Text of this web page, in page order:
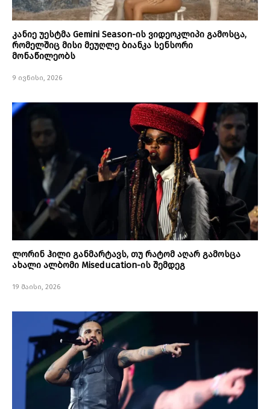
კანიე უესტმა Gemini Season-ის ვიდეოკლიპი გამოსცა,
რომელშიც მისი მეუღლე ბიანკა სენსორი
მონაწილეობს
9 ივნისი, 2026
ლორინ ჰილი განმარტავს, თუ რატომ აღარ გამოსცა
ახალი ალბომი Miseducation-ის შემდეგ
19 მაისი, 2026